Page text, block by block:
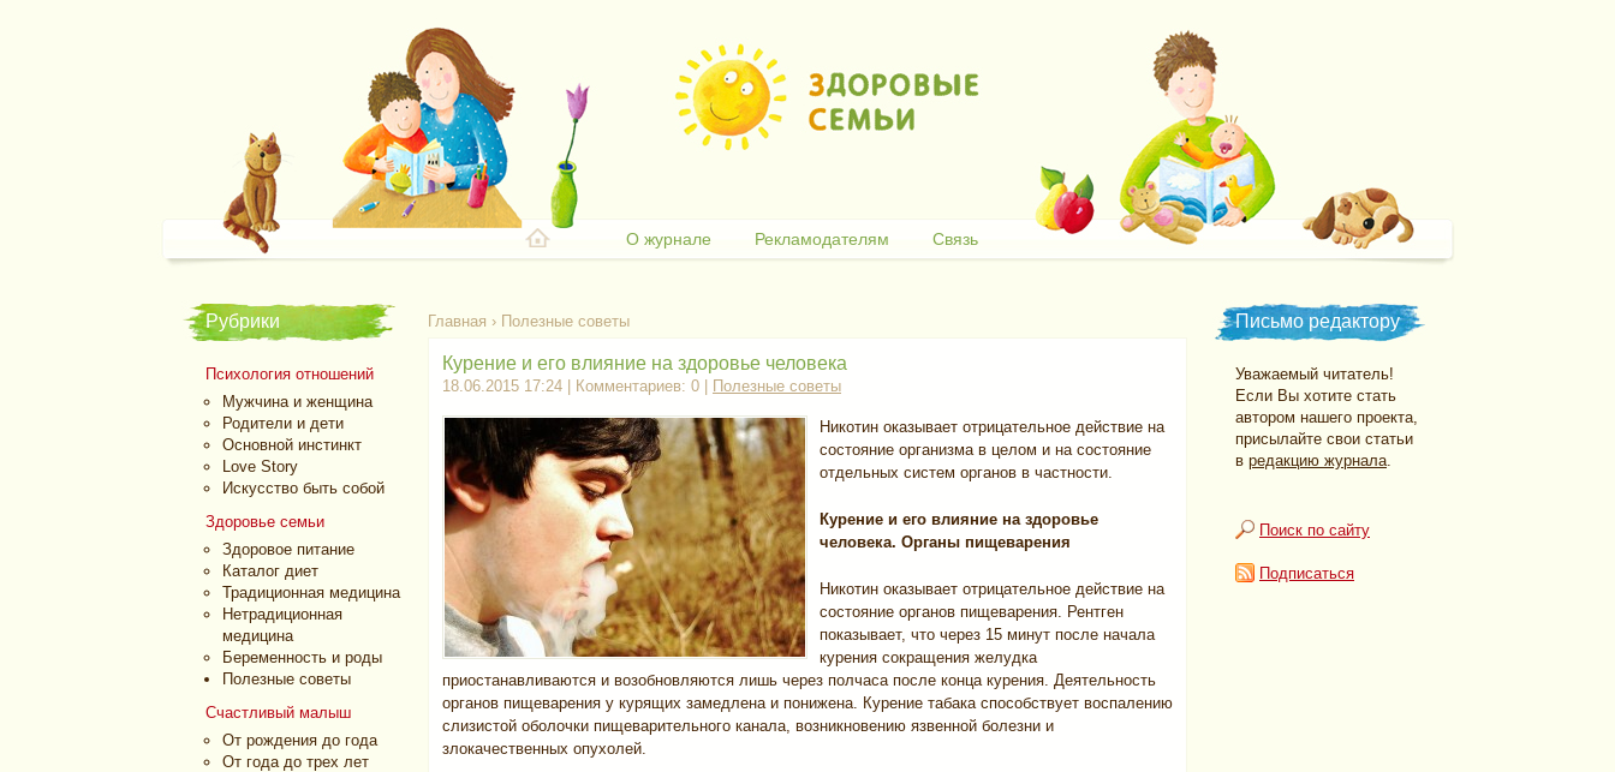
О журнале Рекламодателям Связь
Рубрики
Психология отношений
Мужчина и женщина
Родители и дети
Основной инстинкт
Love Story
Искусство быть собой
Здоровье семьи
Здоровое питание
Каталог диет
Традиционная медицина
Нетрадиционная
медицина
Беременность и роды
Полезные советы
Счастливый малыш
От рождения до года
От года до трех лет
Письмо редактору
Уважаемый читатель!
Если Вы хотите стать
автором нашего проекта,
присылайте свои статьи
в редакцию журнала.
Поиск по сайту
Подписаться
Главная › Полезные советы
Курение и его влияние на здоровье человека
18.06.2015 17:24 | Комментариев: 0 | Полезные советы
Никотин оказывает отрицательное действие на
состояние организма в целом и на состояние
отдельных систем органов в частности.
Курение и его влияние на здоровье
человека. Органы пищеварения
Никотин оказывает отрицательное действие на
состояние органов пищеварения. Рентген
показывает, что через 15 минут после начала
курения сокращения желудка
приостанавливаются и возобновляются лишь через полчаса после конца курения. Деятельность
органов пищеварения у курящих замедлена и понижена. Курение табака способствует воспалению
слизистой оболочки пищеварительного канала, возникновению язвенной болезни и
злокачественных опухолей.